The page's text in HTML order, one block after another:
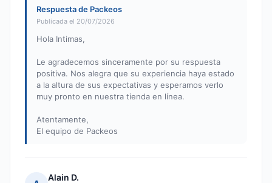
Respuesta de Packeos
Publicada el 20/07/2026
Hola Intimas,
Le agradecemos sinceramente por su respuesta
positiva. Nos alegra que su experiencia haya estado
a la altura de sus expectativas y esperamos verlo
muy pronto en nuestra tienda en línea.
Atentamente,
El equipo de Packeos
Alain D.